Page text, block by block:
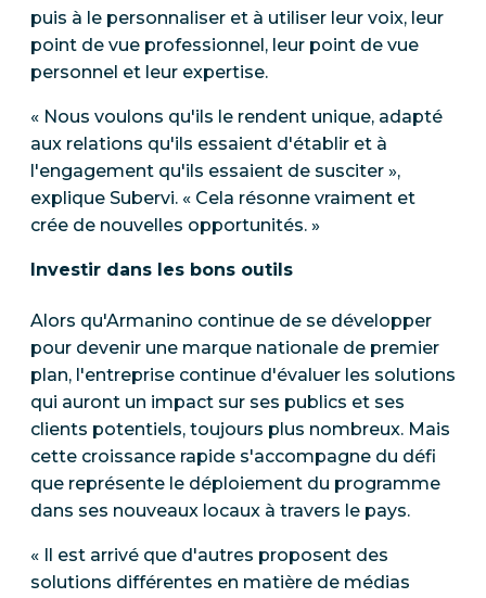
puis à le personnaliser et à utiliser leur voix, leur
point de vue professionnel, leur point de vue
personnel et leur expertise.
« Nous voulons qu'ils le rendent unique, adapté
aux relations qu'ils essaient d'établir et à
l'engagement qu'ils essaient de susciter »,
explique Subervi. « Cela résonne vraiment et
crée de nouvelles opportunités. »
Investir dans les bons outils
Alors qu'Armanino continue de se développer
pour devenir une marque nationale de premier
plan, l'entreprise continue d'évaluer les solutions
qui auront un impact sur ses publics et ses
clients potentiels, toujours plus nombreux. Mais
cette croissance rapide s'accompagne du défi
que représente le déploiement du programme
dans ses nouveaux locaux à travers le pays.
« Il est arrivé que d'autres proposent des
solutions différentes en matière de médias